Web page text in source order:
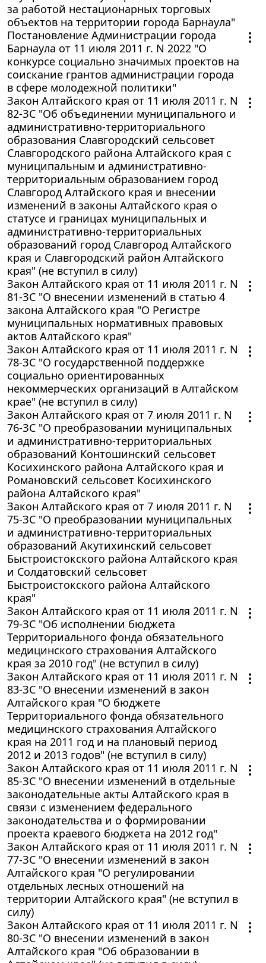
за работой нестационарных торговых
объектов на территории города Барнаула"
Постановление Администрации города
Барнаула от 11 июля 2011 г. N 2022 "О
конкурсе социально значимых проектов на
соискание грантов администрации города
в сфере молодежной политики"
Закон Алтайского края от 11 июля 2011 г. N
82-ЗС "Об объединении муниципального и
административно-территориального
образования Славгородский сельсовет
Славгородского района Алтайского края с
муниципальным и административно-
территориальным образованием город
Славгород Алтайского края и внесении
изменений в законы Алтайского края о
статусе и границах муниципальных и
административно-территориальных
образований город Славгород Алтайского
края и Славгородский район Алтайского
края" (не вступил в силу)
Закон Алтайского края от 11 июля 2011 г. N
81-ЗС "О внесении изменений в статью 4
закона Алтайского края "О Регистре
муниципальных нормативных правовых
актов Алтайского края"
Закон Алтайского края от 11 июля 2011 г. N
78-ЗС "О государственной поддержке
социально ориентированных
некоммерческих организаций в Алтайском
крае" (не вступил в силу)
Закон Алтайского края от 7 июля 2011 г. N
76-ЗС "О преобразовании муниципальных
и административно-территориальных
образований Контошинский сельсовет
Косихинского района Алтайского края и
Романовский сельсовет Косихинского
района Алтайского края"
Закон Алтайского края от 7 июля 2011 г. N
75-ЗС "О преобразовании муниципальных
и административно-территориальных
образований Акутихинский сельсовет
Быстроистокского района Алтайского края
и Солдатовский сельсовет
Быстроистокского района Алтайского
края"
Закон Алтайского края от 11 июля 2011 г. N
79-ЗС "Об исполнении бюджета
Территориального фонда обязательного
медицинского страхования Алтайского
края за 2010 год" (не вступил в силу)
Закон Алтайского края от 11 июля 2011 г. N
83-ЗС "О внесении изменений в закон
Алтайского края "О бюджете
Территориального фонда обязательного
медицинского страхования Алтайского
края на 2011 год и на плановый период
2012 и 2013 годов" (не вступил в силу)
Закон Алтайского края от 11 июля 2011 г. N
85-ЗС "О внесении изменений в отдельные
законодательные акты Алтайского края в
связи с изменением федерального
законодательства и о формировании
проекта краевого бюджета на 2012 год"
Закон Алтайского края от 11 июля 2011 г. N
77-ЗС "О внесении изменений в закон
Алтайского края "О регулировании
отдельных лесных отношений на
территории Алтайского края" (не вступил в
силу)
Закон Алтайского края от 11 июля 2011 г. N
80-ЗС "О внесении изменений в закон
Алтайского края "Об образовании в